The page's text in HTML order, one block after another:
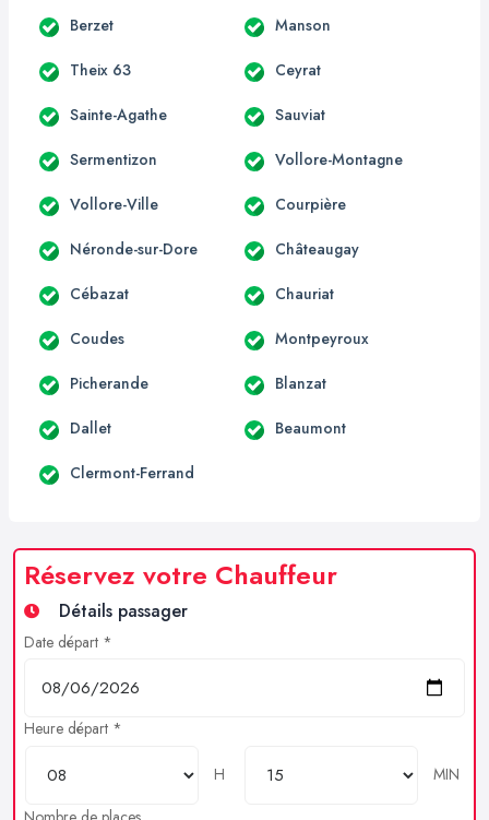
Berzet Manson
Theix 63 Ceyrat
Sainte-Agathe Sauviat
Sermentizon Vollore-Montagne
Vollore-Ville Courpière
Néronde-sur-Dore Châteaugay
Cébazat Chauriat
Coudes Montpeyroux
Picherande Blanzat
Dallet Beaumont
Clermont-Ferrand
Réservez votre Chauffeur
Détails passager
Date départ *
Heure départ *
H
MIN